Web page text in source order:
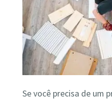
Se você precisa de um